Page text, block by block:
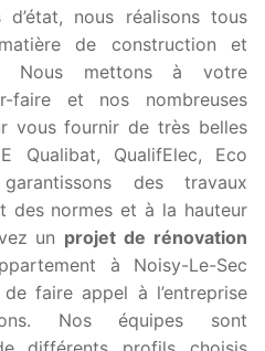
nous réalisons tous
de construction et
Nous mettons à votre
faire et nos nombreuses
vous fournir de très belles
Qualibat, QualifElec, Eco
des travaux
des normes et à la hauteur
un projet de rénovation
à Noisy-Le-Sec
faire appel à l’entreprise
Nos équipes sont